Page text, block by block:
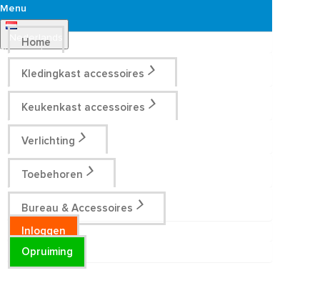
Menu
Nederlands
Home
Kledingkast accessoires
Keukenkast accessoires
Verlichting
Toebehoren
Bureau & Accessoires
Inloggen
Opruiming